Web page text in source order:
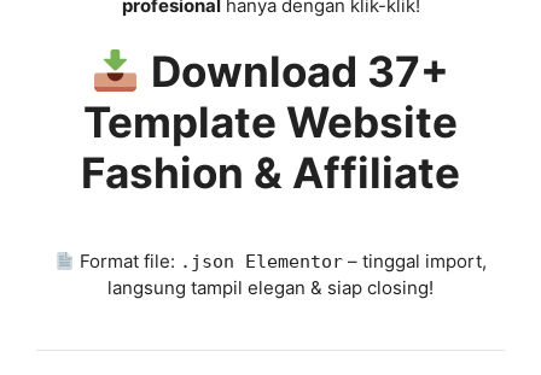
profesionalhanya dengan klik-klik!
Download 37+
Template Website
Fashion & Affiliate
Format file: .json Elementor – tinggal import,
langsung tampil elegan & siap closing!